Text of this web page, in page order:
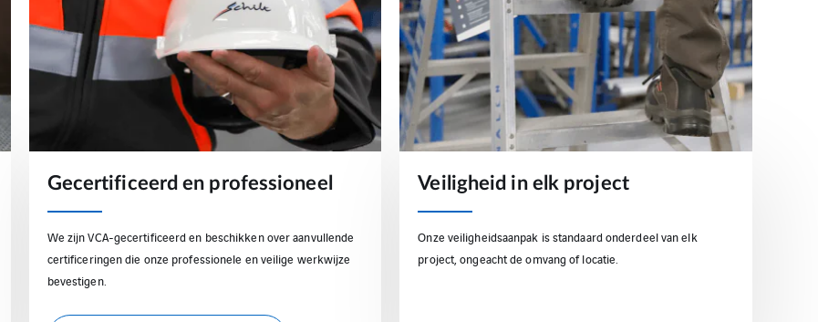
Gecertificeerd en professioneel
We zijn VCA-gecertificeerd en beschikken over aanvullende
certificeringen die onze professionele en veilige werkwijze
bevestigen.
Veiligheid in elk project
Onze veiligheidsaanpak is standaard onderdeel van elk
project, ongeacht de omvang of locatie.